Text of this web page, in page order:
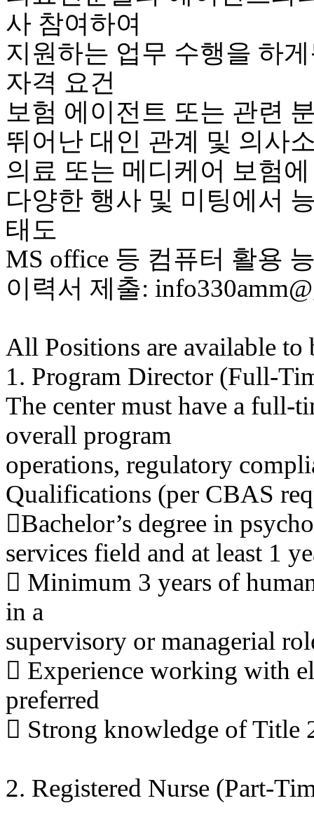
사 참여하여
지원하는 업무 수행을 하
자격 요건
보험 에이전트 또는 관련
뛰어난 대인 관계 및 의사
의료 또는 메디케어 보험
다양한 행사 및 미팅에서
태도
MS office 등 컴퓨터 활용
이력서 제출:
All Positions are available to
1. Program Director (Full-
The center must have a full-
overall program
operations, regulatory
Qualifications (per CBAS
Bachelor’s degree in
services field and at least 1
 Minimum 3 years of
in a
supervisory or managerial
 Experience working with
preferred
 Strong knowledge of Title
2. Registered Nurse (Part-